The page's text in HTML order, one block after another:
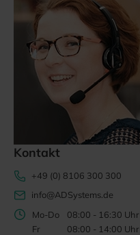
Kontakt
+49 (0) 8106 300 300
info@ADSystems.de
Mo-Do
08:00 - 16:30 Uhr
Fr
08:00 - 14:00 Uhr